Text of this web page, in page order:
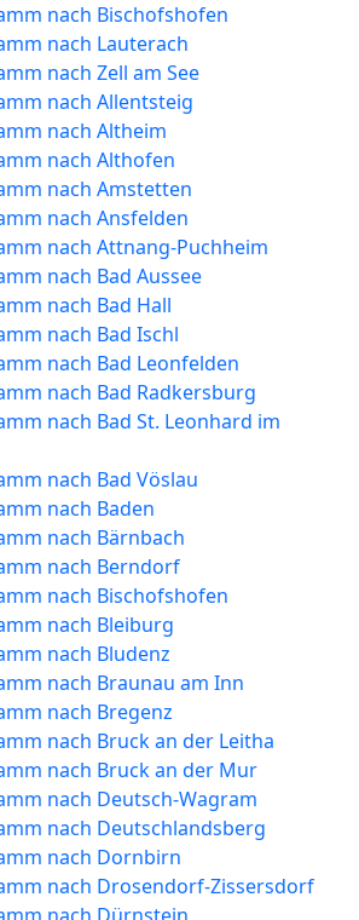
nach Bischofshofen
nach Lauterach
nach Zell am See
nach Allentsteig
nach Altheim
nach Althofen
nach Amstetten
nach Ansfelden
nach Attnang-Puchheim
nach Bad Aussee
nach Bad Hall
nach Bad Ischl
nach Bad Leonfelden
nach Bad Radkersburg
nach Bad St. Leonhard im
nach Bad Vöslau
nach Baden
nach Bärnbach
nach Berndorf
nach Bischofshofen
nach Bleiburg
nach Bludenz
nach Braunau am Inn
nach Bregenz
nach Bruck an der Leitha
nach Bruck an der Mur
nach Deutsch-Wagram
nach Deutschlandsberg
nach Dornbirn
nach Drosendorf-Zissersdorf